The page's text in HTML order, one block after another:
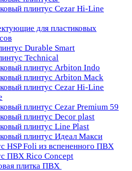
плинтус Cezar Hi-Line
для пластиковых
Durable Smart
Technical
плинтус Arbiton Indo
плинтус Arbiton Mack
плинтус Cezar Hi-Line
плинтус Cezar Premium 59
плинтус Decor plast
плинтус Line Plast
плинтус Идеал Макси
HSP Foli из вспененного ПВХ
ПВХ Rico Concept
плитка ПВХ